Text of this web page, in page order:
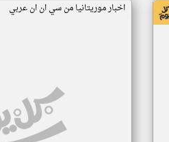
اخبار موريتانيا من سي ان ان عربي